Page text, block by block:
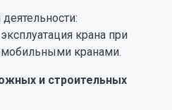
крана при
кранами.
и строительных